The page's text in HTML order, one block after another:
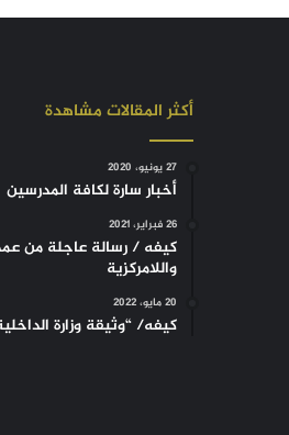
أكثر المقالات مشاهدة
27 يونيو، 2020
أخبار سارة لكافة المدرسين
26 فبراير، 2021
كيفه / رسالة عاجلة من
واللامركزية
20 مايو، 2022
كيفه/ “وثيقة وزارة